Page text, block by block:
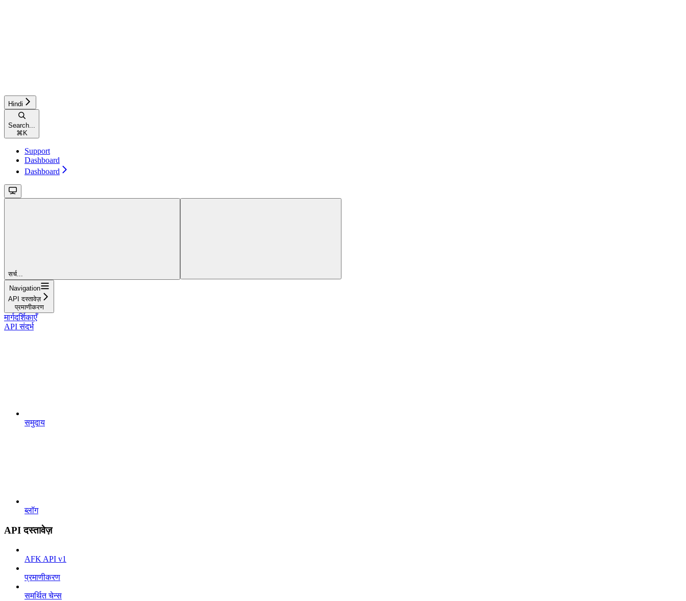
Hindi
Search...
⌘ K
Support
Dashboard
Dashboard
सर्च...
Navigation
API दस्तावेज़
प्रमाणीकरण
मार्गदर्शिकाएँ
API संदर्भ
समुदाय
ब्लॉग
API दस्तावेज़
AFK API v1
प्रमाणीकरण
समर्थित चेन्स